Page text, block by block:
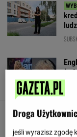
że
Droga
jeśli wyrazisz zgodę